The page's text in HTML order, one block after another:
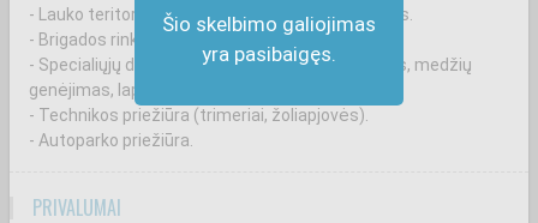
Šio skelbimo galiojimas
yra pasibaigęs.
- Lauko teritorijos priežiūros darbų organizavimas.
- Brigados rinkimas.
- Specialiųjų darbų organizavimas (langų valymas, medžių
genėjimas, lapų griebimas, sniego kasimas ir t.t)
- Technikos priežiūra (trimeriai, žoliapjovės).
- Autoparko priežiūra.
PRIVALUMAI